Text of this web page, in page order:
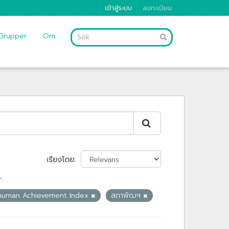
เข้าสู่ระบบ ลงทะเบียน
Om
เรียงโดย
Achievement Index สภาพัฒฯ